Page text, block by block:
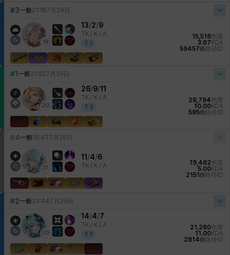
#3一般21:187月29日
19 1
13/2/9
TK / K / A
T 1
15,516伤害
3.67 KDA
59457
路径ID
#1 一般21:027月29日
20 2
26/9/11
TK / K / A
T 3
28,794伤害
10.00KDA
585
路径ID
#4一般15:437月29日
17 1
11 /4/6
TK / K / A 19,462伤害
5.00KDA
2151
路径ID
#2一般23:447月29日
20 2
14/4/7
TK / K / A
T 1
21,260伤害
11.00KDA
2814
路径ID